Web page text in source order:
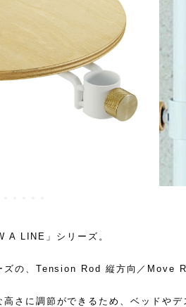
A LINE」シリーズ。
ズの、Tension Rod 縦方向／Move
高さに調節ができるため、ベッドや